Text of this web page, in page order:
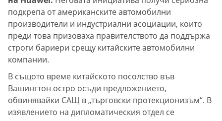
подкрепа от американските автомобилни
производители и индустриални асоциации, които
преди това призоваха правителството да поддържа
строги бариери срещу китайските автомобилни
компании.
В същото време китайското посолство във
Вашингтон остро осъди предложението,
обвинявайки САЩ в „търговски протекционизъм“. В
изявлението на дипломатическия отдел се